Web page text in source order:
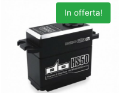
In offerta!